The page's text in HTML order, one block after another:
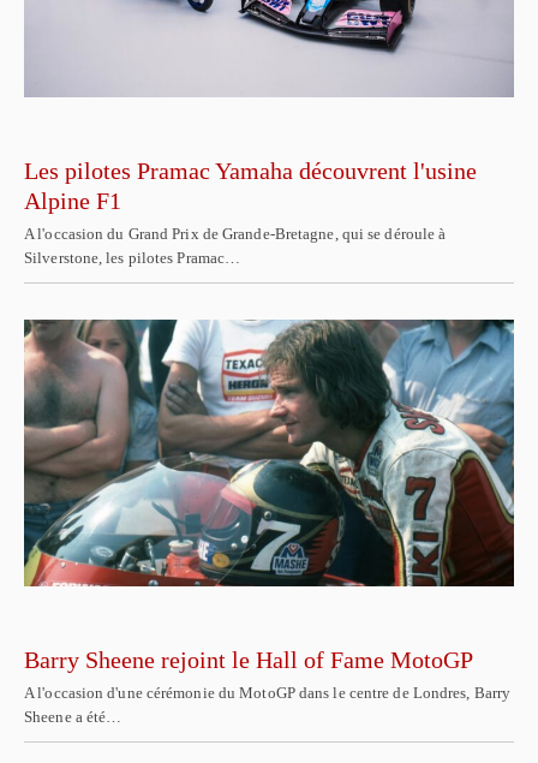
Les pilotes Pramac Yamaha découvrent l'usine
Alpine F1
A l'occasion du Grand Prix de Grande-Bretagne, qui se déroule à
Silverstone, les pilotes Pramac…
Barry Sheene rejoint le Hall of Fame MotoGP
A l'occasion d'une cérémonie du MotoGP dans le centre de Londres, Barry
Sheene a été…